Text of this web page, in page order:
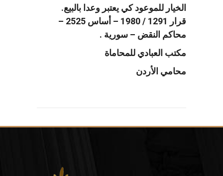
الخيار للموعود كي يعتبر وعدا بالبيع.
قرار 1291 / 1980 – أساس 2525 –
محاكم النقض – سورية .
مكتب العبادي للمحاماة
محامي الأردن